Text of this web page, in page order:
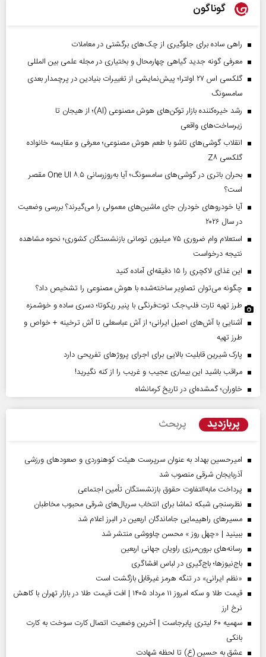
گوناگون
راهی ساده برای جلوگیری از چک‌های برگشتی در معاملات
معرفی گونه جدید گیاهی چهارمحال و بختیاری در مجله علمی بین المللی
گلکسی اس ۲۷ اولترا؛ پیش‌نمایشی از تغییرات بنیادین در پرچمدار بعدی
سامسونگ
رشد خیره‌کننده بازار توکن‌های هوش مصنوعی (AI)؛ از هیجان تا
زیرساخت‌های واقعی
انقلاب گوشی‌های تاشو‌ با طعم هوش مصنوعی؛ معرفی و مقایسه خانواده
گلکسی Z۸
بحران باتری در گوشی‌های سامسونگ؛ آیا به‌روزرسانی One UI ۸.۵ مقصر
است؟
آیا خودروهای خودران جای ماشین‌های معمولی را می‌گیرند؟ بررسی وضعیت
در سال ۲۰۲۶
استعلام وام ضروری ۷۵ میلیون تومانی بازنشستگان کشوری؛ نحوه مشاهده
نتیجه درخواست
این غذای لاکچری را ۱۵ دقیقه‌ای آماده کنید
چگونه می‌توان تصاویر ساخته‌شده با هوش مصنوعی را تشخیص داد؟
طرز تهیه تارت فلپ‌جک توت‌فرنگی با پنیر ریکوتا؛ دسری ساده و خوشمزه
آشنایی با آش‌های اصیل ایرانی؛ از آش عباسعلی تا آش ترخینه + خواص و
طرز تهیه
پارک شیرین قابلیت‌ بالایی برای اجرای پروژهای تفریحی دارد
مراقب باشید این بیماری عجیب و غریب را از کنه نگیرید!
خاوران؛ گمشده‌ای در تاریخ کرمانشاه
پربازدید پربحث
امیرحسین بهداد به عنوان سرپرست هیئت کوهنوردی و صعودهای ورزشی
آذربایجان شرقی منصوب شد
پرداخت مابه‌التفاوت حقوق بازنشستگان تأمین اجتماعی
نظرسنجی شبکه تماشا برای انتخاب سریال‌های شرقی محبوب مخاطبان
مسیر‌های راهپیمایی جاماندگان اربعین در البرز اعلام شد
ببینید | «چهل روز » محسن چاووشی منتشر شد
رسانه‌های برون‌مرزی راویان جهانی اربعین
باج‌نیوزها؛ باج‌گیری در لباس افشاگری
«نظم ایرانی» در تنگه هرمز غیرقابل بازگشت است
قیمت طلا و سکه امروز ۱۱ مرداد ۱۴۰۵ | افت قیمت طلا در بازار تهران با کاهش
نرخ ارز
سهمیه ۶۰ لیتری پابرجاست | آخرین وضعیت اتصال کارت سوخت به کارت
بانکی
عشق به حسین (ع) تا لحظه شهادت